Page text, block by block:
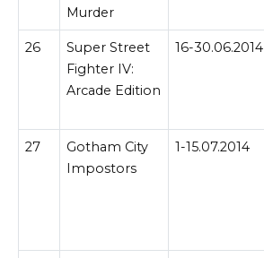
Murder
26
Super Street
Fighter IV:
Arcade Edition
16-30.06.2014
27
Gotham City
Impostors
1-15.07.2014